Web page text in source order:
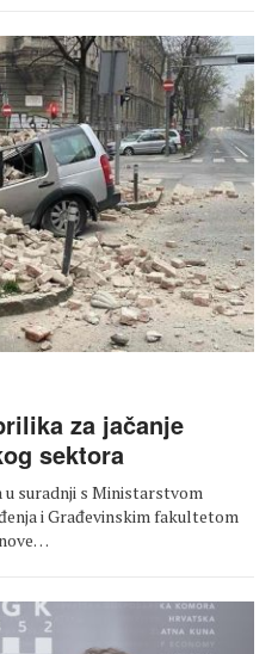
za jačanje
sektora
suradnji s Ministarstvom
i Građevinskim fakultetom